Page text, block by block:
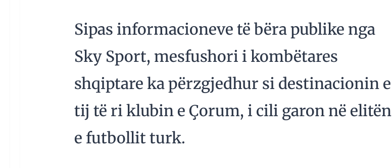
Sipas informacioneve të bëra publike nga
Sky Sport, mesfushori i kombëtares
shqiptare ka përzgjedhur si destinacionin e
tij të ri klubin e Çorum, i cili garon në elitën
e futbollit turk.